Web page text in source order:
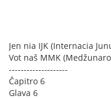
Jen nia IJK (Internacia
Vot naš MMK
--------------------
Ĉapitro 6
Glava 6